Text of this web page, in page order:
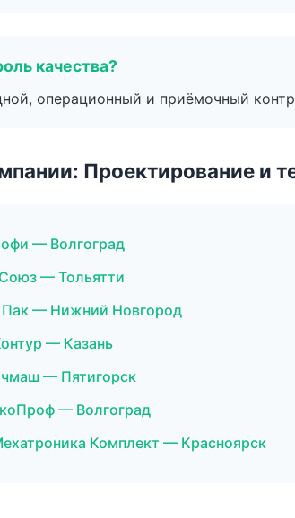
качества?
операционный и приёмочный
Проектирование и
— Волгоград
— Тольятти
Пак — Нижний Новгород
— Казань
— Пятигорск
— Волгоград
Комплект — Красноярск